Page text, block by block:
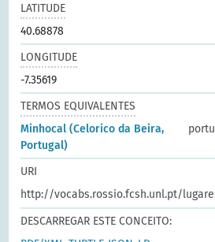
LATITUDE
40.68878
LONGITUDE
-7.35619
TERMOS EQUIVALENTES
Minhocal (Celorico da Beira,
Portugal)
URI
http://vocabs.rossio.fcsh.unl.pt/
DESCARREGAR ESTE CONCEITO: